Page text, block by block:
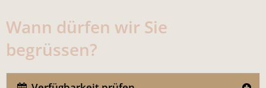
Wann dürfen wir Sie
begrüssen?